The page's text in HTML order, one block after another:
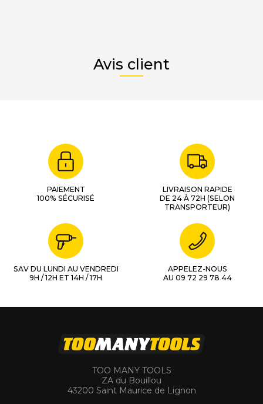
Avis client
PAIEMENT
100% SÉCURISÉ
LIVRAISON RAPIDE
DE 24 À 72H (SELON
TRANSPORTEUR)
SAV DU LUNDI AU VENDREDI
9H / 12H ET 14H / 17H
APPELEZ-NOUS
AU 09 72 29 78 44
TOO MANY TOOLS
ZA du Bouillou
43200 Saint Maurice de Lignon